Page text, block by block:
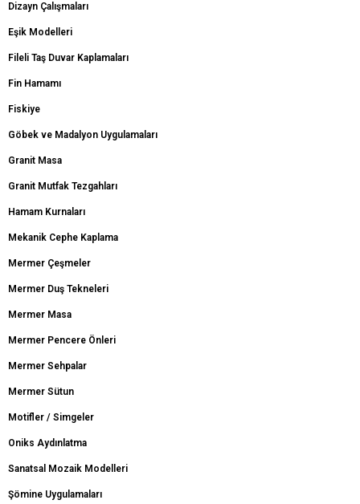
Dizayn Çalışmaları
Eşik Modelleri
Fileli Taş Duvar Kaplamaları
Fin Hamamı
Fiskiye
Göbek ve Madalyon Uygulamaları
Granit Masa
Granit Mutfak Tezgahları
Hamam Kurnaları
Mekanik Cephe Kaplama
Mermer Çeşmeler
Mermer Duş Tekneleri
Mermer Masa
Mermer Pencere Önleri
Mermer Sehpalar
Mermer Sütun
Motifler / Simgeler
Oniks Aydınlatma
Sanatsal Mozaik Modelleri
Şömine Uygulamaları